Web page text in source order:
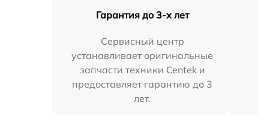
Гарантия до 3-х лет
Сервисный центр
устанавливает оригинальные
запчасти техники Centek и
предоставляет гарантию до 3
лет.